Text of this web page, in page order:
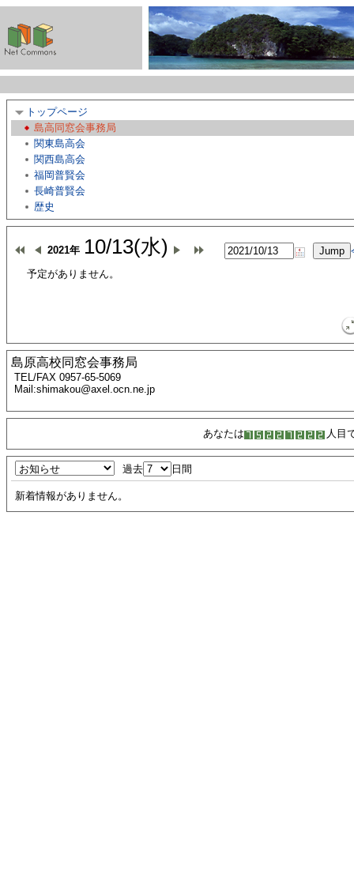
トップページ
島高同窓会事務局
関東島高会
関西島高会
福岡普賢会
長崎普賢会
歴史
2021年 10/13(水)
予定がありません。
島原高校同窓会事務局
TEL/FAX 0957-65-5069
Mail:shimakou@axel.ocn.ne.jp
あなたは 人目
過去 日間
新着情報がありません。